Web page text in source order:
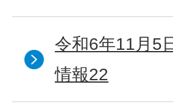
令和6年11月5
情報22